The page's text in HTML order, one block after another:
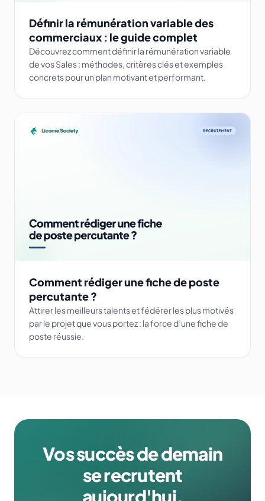
Définir la rémunération variable des
commerciaux : le guide complet
Découvrez comment définir la rémunération variable
de vos Sales : méthodes, critères clés et exemples
concrets pour un plan motivant et performant.
Comment rédiger une fiche de poste
percutante ?
Attirer les meilleurs talents et fédérer les plus motivés
par le projet que vous portez : la force d’une fiche de
poste réussie.
Vos succès de demain
se recrutent
aujourd'hui.